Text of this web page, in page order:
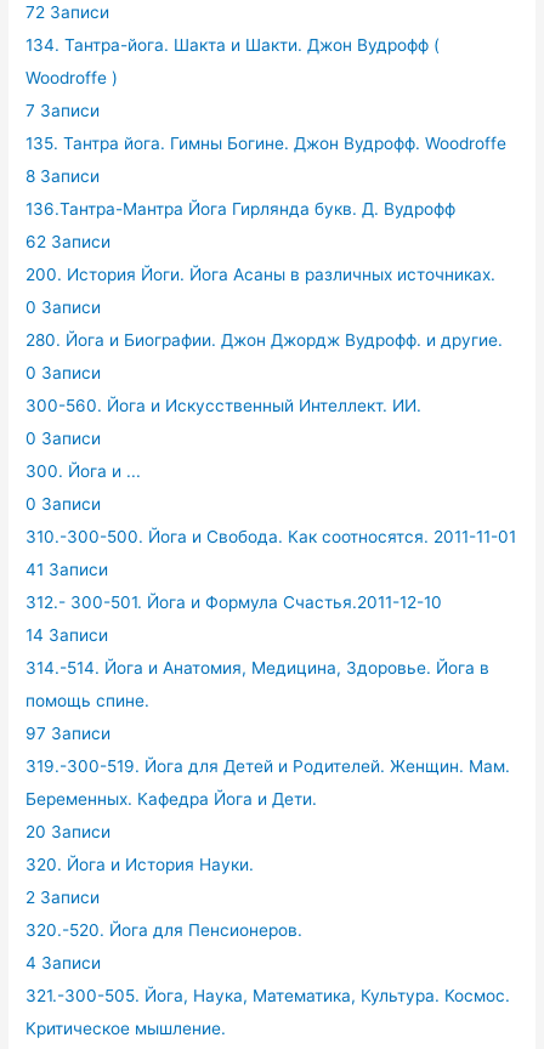
72 Записи
134. Тантра-йога. Шакта и Шакти. Джон Вудрофф (
Woodroffe )
7 Записи
135. Тантра йога. Гимны Богине. Джон Вудрофф. Woodroffe
8 Записи
136.Тантра-Мантра Йога Гирлянда букв. Д. Вудрофф
62 Записи
200. История Йоги. Йога Асаны в различных источниках.
0 Записи
280. Йога и Биографии. Джон Джордж Вудрофф. и другие.
0 Записи
300-560. Йога и Искусственный Интеллект. ИИ.
0 Записи
300. Йога и ...
0 Записи
310.-300-500. Йога и Свобода. Как соотносятся. 2011-11-01
41 Записи
312.- 300-501. Йога и Формула Счастья.2011-12-10
14 Записи
314.-514. Йога и Анатомия, Медицина, Здоровье. Йога в
помощь спине.
97 Записи
319.-300-519. Йога для Детей и Родителей. Женщин. Мам.
Беременных. Кафедра Йога и Дети.
20 Записи
320. Йога и История Науки.
2 Записи
320.-520. Йога для Пенсионеров.
4 Записи
321.-300-505. Йога, Наука, Математика, Культура. Космос.
Критическое мышление.